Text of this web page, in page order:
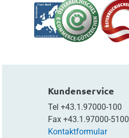
Kundenservice
Tel +43.1.97000-100
Fax +43.1.97000-5100
Kontaktformular